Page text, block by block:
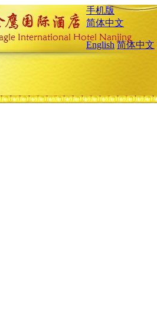
手机版
简体中文
English 简体中文